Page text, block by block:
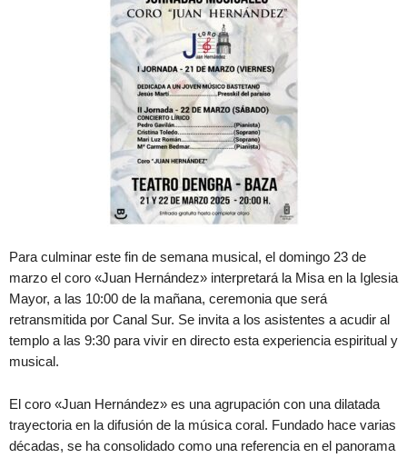
Para culminar este fin de semana musical, el domingo 23 de
marzo el coro «Juan Hernández» interpretará la Misa en la Iglesia
Mayor, a las 10:00 de la mañana, ceremonia que será
retransmitida por Canal Sur. Se invita a los asistentes a acudir al
templo a las 9:30 para vivir en directo esta experiencia espiritual y
musical.
El coro «Juan Hernández» es una agrupación con una dilatada
trayectoria en la difusión de la música coral. Fundado hace varias
décadas, se ha consolidado como una referencia en el panorama